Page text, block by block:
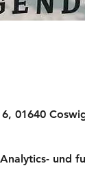
01640
und